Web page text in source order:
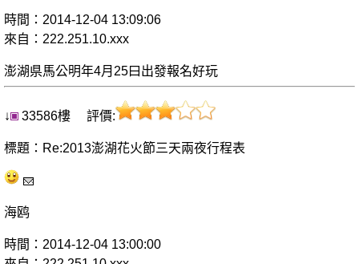
時間：2014-12-04 13:09:06
來自：222.251.10.xxx
澎湖県馬公明年4月25曰出發報名好玩
↓ 33586樓 評價:
標題：Re:2013澎湖花火節三天兩夜行程表
海鸥
時間：2014-12-04 13:00:00